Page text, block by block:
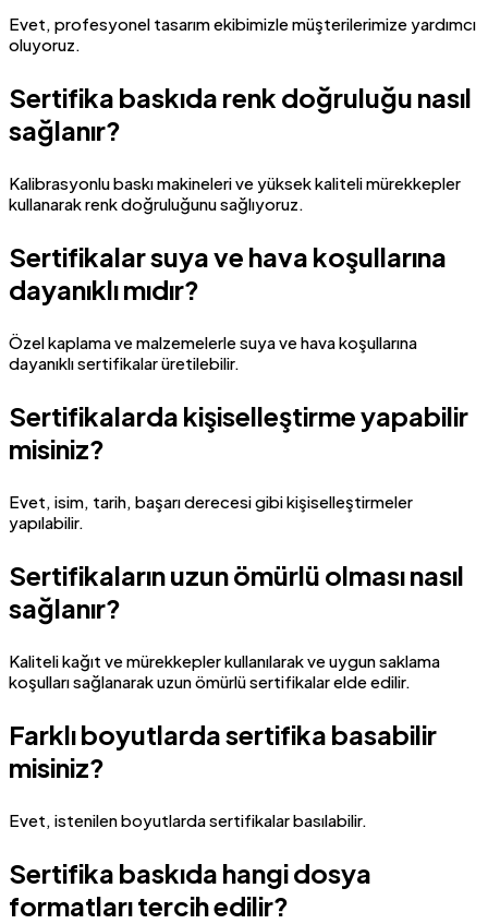
Evet, profesyonel tasarım ekibimizle müşterilerimize yardımcı
oluyoruz.
Sertifika baskıda renk doğruluğu nasıl
sağlanır?
Kalibrasyonlu baskı makineleri ve yüksek kaliteli mürekkepler
kullanarak renk doğruluğunu sağlıyoruz.
Sertifikalar suya ve hava koşullarına
dayanıklı mıdır?
Özel kaplama ve malzemelerle suya ve hava koşullarına
dayanıklı sertifikalar üretilebilir.
Sertifikalarda kişiselleştirme yapabilir
misiniz?
Evet, isim, tarih, başarı derecesi gibi kişiselleştirmeler
yapılabilir.
Sertifikaların uzun ömürlü olması nasıl
sağlanır?
Kaliteli kağıt ve mürekkepler kullanılarak ve uygun saklama
koşulları sağlanarak uzun ömürlü sertifikalar elde edilir.
Farklı boyutlarda sertifika basabilir
misiniz?
Evet, istenilen boyutlarda sertifikalar basılabilir.
Sertifika baskıda hangi dosya
formatları tercih edilir?